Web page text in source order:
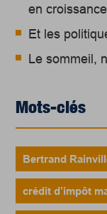
en croissance
Et les
Le sommeil,
Mots-clés
Bertrand
crédit d’impôt